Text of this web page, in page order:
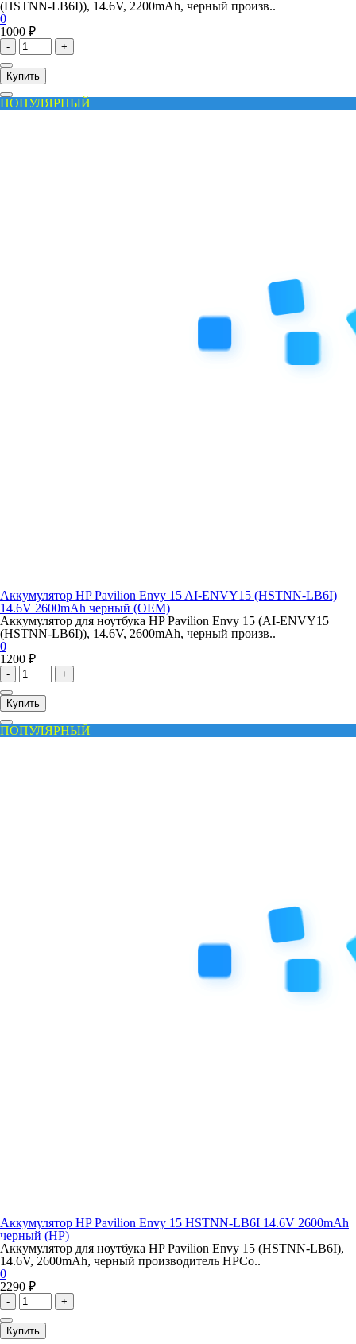
(HSTNN-LB6I)), 14.6V, 2200mAh, черный произв..
0
1000 ₽
- +
Купить
ПОПУЛЯРНЫЙ
Аккумулятор HP Pavilion Envy 15 AI-ENVY15 (HSTNN-LB6I)
14.6V 2600mAh черный (OEM)
Аккумулятор для ноутбука HP Pavilion Envy 15 (AI-ENVY15
(HSTNN-LB6I)), 14.6V, 2600mAh, черный произв..
0
1200 ₽
- +
Купить
ПОПУЛЯРНЫЙ
Аккумулятор HP Pavilion Envy 15 HSTNN-LB6I 14.6V 2600mAh
черный (HP)
Аккумулятор для ноутбука HP Pavilion Envy 15 (HSTNN-LB6I),
14.6V, 2600mAh, черный производитель HPСо..
0
2290 ₽
- +
Купить